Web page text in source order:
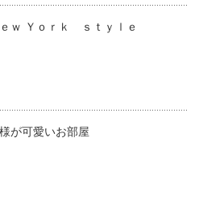
ｗ Ｙｏｒｋ ｓｔｙｌｅ
が可愛いお部屋